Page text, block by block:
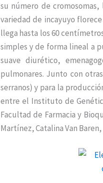
su número de
variedad de incayuyo
llega hasta los 60
simples y de forma lineal a
suave diurético,
pulmonares. Junto con
serranos) y para la
entre el Instituto de
Facultad de Farmacia y
Martínez, Catalina Van